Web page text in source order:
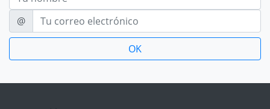
E-mail
@